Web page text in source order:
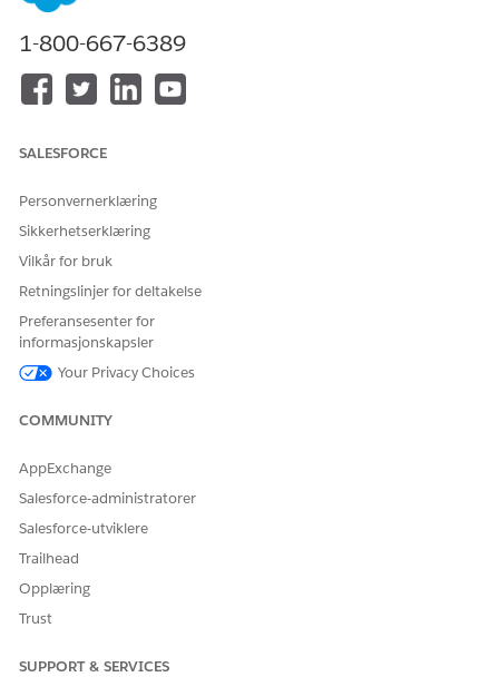
docGenerationSample/fndMultiPDFConvertLwc
Omniscripts.
La oss få vite det slik at vi kan forbedre!
1-800-667-6389
SALESFORCE
Personvernerklæring
Sikkerhetserklæring
Vilkår for bruk
Retningslinjer for deltakelse
Preferansesenter for
informasjonskapsler
Your Privacy Choices
COMMUNITY
AppExchange
Salesforce-administratorer
Salesforce-utviklere
Trailhead
Opplæring
Trust
SUPPORT & SERVICES